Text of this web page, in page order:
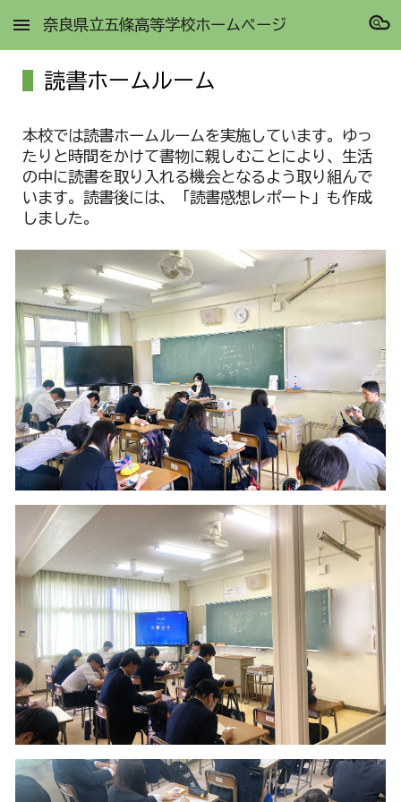
Skip to main content Skip to navigation
奈良県立五條高等学校ホームページ
読書ホームルーム
本校では読書ホームルームを実施しています。ゆっ
たりと時間をかけて書物に親しむことにより、生活
の中に読書を取り入れる機会となるよう取り組んで
います。読書後には、「読書感想レポート」も作成
しました。